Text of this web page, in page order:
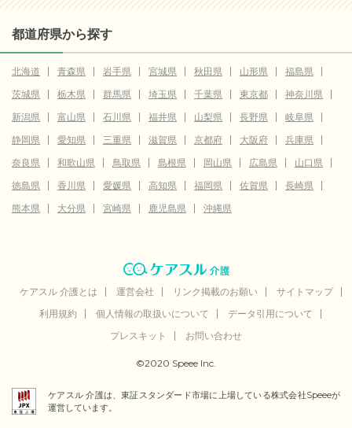
都道府県から探す
北海道 青森県 岩手県 宮城県 秋田県 山形県
福島県
茨城県
栃木県 群馬県 埼玉県 千葉県 東京都
神奈川県
新潟県
富山県 石川県 福井県 山梨県 長野県
岐阜県
静岡県
愛知県 三重県 滋賀県 京都府 大阪府
兵庫県
奈良県
和歌山県 鳥取県 島根県 岡山県 広島県
山口県
徳島県
香川県 愛媛県 高知県 福岡県 佐賀県
長崎県
熊本県
大分県 宮崎県 鹿児島県 沖縄県
ケアスル 介護とは 運営会社 リンク掲載のお願い
サイトマップ
利用規約
個人情報の取扱いについて
データ引用について
プレスキット
お問い合わせ
©2020 Speee Inc.
ケアスル 介護は、東証スタンダード市場に上場している株式会社Speeeが
運営しています。